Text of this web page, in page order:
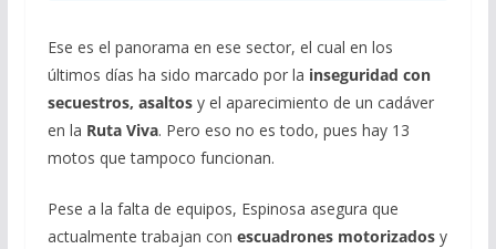
Ese es el panorama en ese sector, el cual en los
últimos días ha sido marcado por la inseguridad con
secuestros, asaltosy el aparecimiento de un cadáver
en la Ruta Viva. Pero eso no es todo, pues hay 13
motos que tampoco funcionan.
Pese a la falta de equipos, Espinosa asegura que
actualmente trabajan con escuadrones motorizadosy